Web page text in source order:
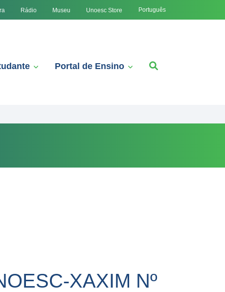
Rádio Museu Unoesc Store Português
Portal de Ensino
XAXIM Nº